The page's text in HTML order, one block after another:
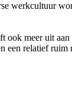
werkcultuur
ook meer uit
een relatief